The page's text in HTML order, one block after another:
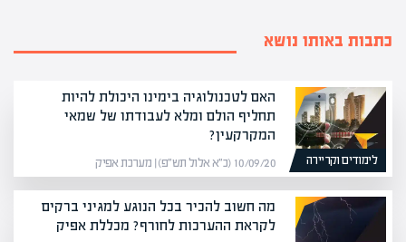
כתבות באותו נושא
לימודים וקריירה
האם לטכנולוגיה בימינו היכולת להיות
תחליף הולם ומלא לעבודתו של שמאי
המקרקעין?
10/09/20 (כ״א אלול תש״פ) | מערכת אפיק
מה חשוב להכיר בכל הנוגע למגיני ברקים
לקראת ההערכות לחורף? מכללת אפיק